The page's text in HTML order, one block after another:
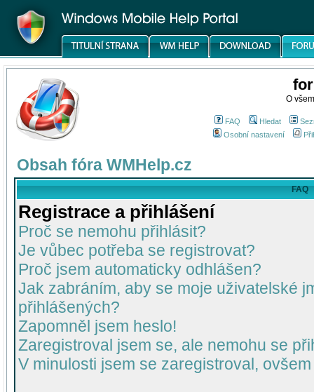
O
FAQ Hledat
Osobní nastavení
Obsah fóra WMHelp.cz
FAQ
Registrace a přihlášení
Proč se nemohu přihlásit?
Je vůbec potřeba se registrovat?
Proč jsem automaticky odhlášen?
Jak zabráním, aby se moje uživatelské
přihlášených?
Zapomněl jsem heslo!
Zaregistroval jsem se, ale nemohu se
V minulosti jsem se zaregistroval,